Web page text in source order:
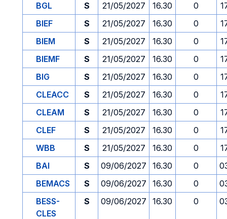
BGL S 21/05/2027 16.30 0
BIEF
S 21/05/2027 16.30 0
BIEM
S 21/05/2027 16.30 0
BIEMF
S 21/05/2027 16.30 0
BIG
S 21/05/2027 16.30 0
CLEACC
S 21/05/2027 16.30 0
CLEAM
S 21/05/2027 16.30 0
CLEF
S 21/05/2027 16.30 0
WBB
S 21/05/2027 16.30 0
BAI
S 09/06/2027 16.30 0
BEMACS
S 09/06/2027 16.30 0
BESS-
CLES
S 09/06/2027 16.30 0